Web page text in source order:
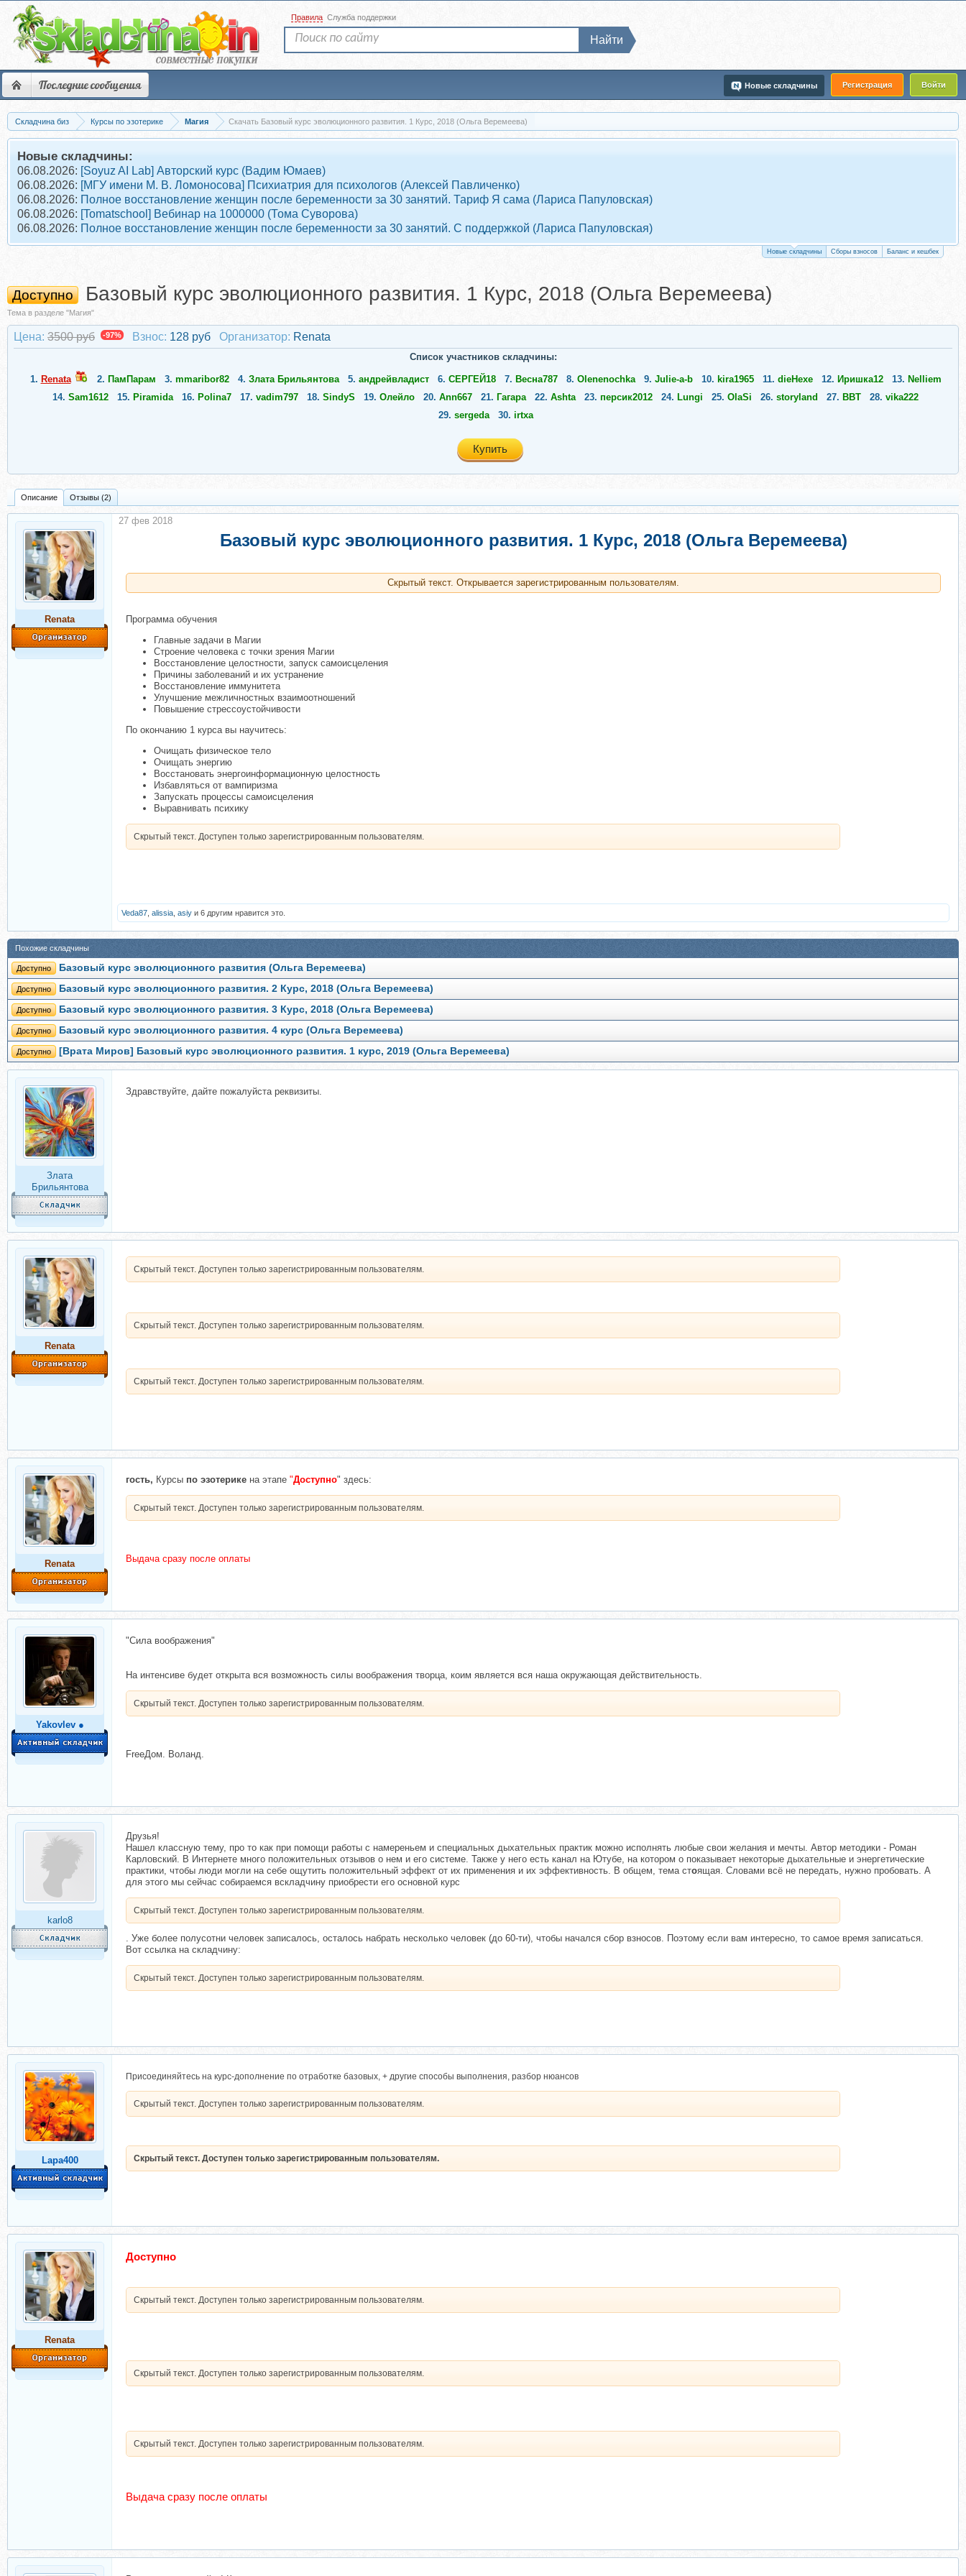
Последние сообщения Регистрация Войти
Новые складчины
Правила Служба поддержки
Найти
Складчина биз Курсы по эзотерике Магия Скачать Базовый курс эволюционного развития. 1 Курс, 2018 (Ольга Веремеева)
Новые складчины:
06.08.2026: [Soyuz AI Lab] Авторский курс (Вадим Юмаев)
06.08.2026: [МГУ имени М. В. Ломоносова] Психиатрия для психологов (Алексей Павличенко)
06.08.2026: Полное восстановление женщин после беременности за 30 занятий. Тариф Я сама (Лариса Папуловская)
06.08.2026: [Tomatschool] Вебинар на 1000000 (Тома Суворова)
06.08.2026: Полное восстановление женщин после беременности за 30 занятий. С поддержкой (Лариса Папуловская)
Новые складчины Сборы взносов Баланс и кешбек
Доступно Базовый курс эволюционного развития. 1 Курс, 2018 (Ольга Веремеева)
Тема в разделе "Магия"
Цена: 3500 руб -97% Взнос: 128 руб Организатор: Renata
Список участников складчины:
1. Renata 2. ПамПарам 3. mmaribor82 4. Злата Брильянтова 5. андрейвладист 6. СЕРГЕЙ18 7. Весна787 8. Olenenochka 9. Julie-a-b 10. kira1965 11. dieHexe 12. Иришка12 13. Nelliem
14. Sam1612 15. Piramida 16. Polina7 17. vadim797 18. SindyS 19. Олейло 20. Ann667 21. Гагара 22. Ashta 23. персик2012 24. Lungi 25. OlaSi 26. storyland 27. ВВТ 28. vika222
29. sergeda 30. irtxa
Купить
Описание Отзывы (2)
Renata
Базовый курс эволюционного развития. 1 Курс, 2018 (Ольга Веремеева)
Скрытый текст. Открывается зарегистрированным пользователям.
Программа обучения
Главные задачи в Магии
Строение человека с точки зрения Магии
Восстановление целостности, запуск самоисцеления
Причины заболеваний и их устранение
Восстановление иммунитета
Улучшение межличностных взаимоотношений
Повышение стрессоустойчивости
По окончанию 1 курса вы научитесь:
Очищать физическое тело
Очищать энергию
Восстановать энергоинформационную целостность
Избавляться от вампиризма
Запускать процессы самоисцеления
Выравнивать психику
Скрытый текст. Доступен только зарегистрированным пользователям.
27 фев 2018
Veda87 alissia asiy и 6 другим нравится это.
Похожие складчины
Доступно Базовый курс эволюционного развития (Ольга Веремеева)
Доступно Базовый курс эволюционного развития. 2 Курс, 2018 (Ольга Веремеева)
Доступно Базовый курс эволюционного развития. 3 Курс, 2018 (Ольга Веремеева)
Доступно Базовый курс эволюционного развития. 4 курс (Ольга Веремеева)
Доступно [Врата Миров] Базовый курс эволюционного развития. 1 курс, 2019 (Ольга Веремеева)
Злата
Брильянтова
Здравствуйте, дайте пожалуйста реквизиты.
Renata
Скрытый текст. Доступен только зарегистрированным пользователям.
Скрытый текст. Доступен только зарегистрированным пользователям.
Скрытый текст. Доступен только зарегистрированным пользователям.
Renata
гость, Курсы по эзотерике на этапе "Доступно" здесь:
Скрытый текст. Доступен только зарегистрированным пользователям.
Выдача сразу после оплаты
Yakovlev ●
"Силa вooбрaжения"
На интенсиве будет открыта вся возможность силы воображения творца, коим является вся наша окружающая действительность.
Скрытый текст. Доступен только зарегистрированным пользователям.
FrеeДом. Вoлaнд.
karlo8
Друзья!
Нашел классную тему, про то как при помощи работы с намереньем и специальных дыхательных практик можно исполнять любые свои желания и мечты. Автор методики - Роман
Карловский. В Интернете много положительных отзывов о нем и его системе. Также у него есть канал на Ютубе, на котором о показывает некоторые дыхательные и энергетические
практики, чтобы люди могли на себе ощутить положительный эффект от их применения и их эффективность. В общем, тема стоящая. Словами всё не передать, нужно пробовать. А
для этого мы сейчас собираемся вскладчину приобрести его основной курс
Скрытый текст. Доступен только зарегистрированным пользователям.
. Уже более полусотни человек записалось, осталось набрать несколько человек (до 60-ти), чтобы начался сбор взносов. Поэтому если вам интересно, то самое время записаться.
Вот ссылка на складчину:
Скрытый текст. Доступен только зарегистрированным пользователям.
Lapa400
Присоединяйтесь на курс-дополнение по отработке базовых, + другие способы выполнения, разбор нюансов
Скрытый текст. Доступен только зарегистрированным пользователям.
Скрытый текст. Доступен только зарегистрированным пользователям.
Renata
Доступно
Скрытый текст. Доступен только зарегистрированным пользователям.
Скрытый текст. Доступен только зарегистрированным пользователям.
Скрытый текст. Доступен только зарегистрированным пользователям.
Выдача сразу после оплаты